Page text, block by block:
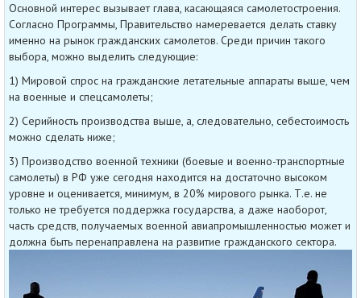
Основной интерес вызывает глава, касающаяся самолетостроения.
Согласно Программы, Правительство намеревается делать ставку
именно на рынок гражданских самолетов. Среди причин такого
выбора, можно выделить следующие:
1) Мировой спрос на гражданские летательные аппараты выше, чем
на военные и спецсамолеты;
2) Серийность производства выше, а, следовательно, себестоимость
можно сделать ниже;
3) Производство военной техники (боевые и военно-транспортные
самолеты) в РФ уже сегодня находится на достаточно высоком
уровне и оценивается, минимум, в 20% мирового рынка. Т.е. не
только не требуется поддержка государства, а даже наоборот,
часть средств, получаемых военной авиапромышленностью может и
должна быть перенаправлена на развитие гражданского сектора.